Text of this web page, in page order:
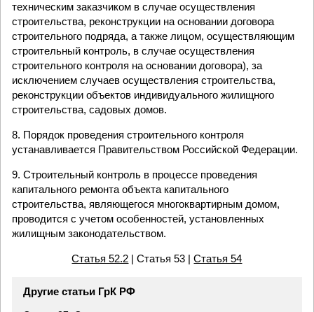
техническим заказчиком в случае осуществления
строительства, реконструкции на основании договора
строительного подряда, а также лицом, осуществляющим
строительный контроль, в случае осуществления
строительного контроля на основании договора), за
исключением случаев осуществления строительства,
реконструкции объектов индивидуального жилищного
строительства, садовых домов.
8. Порядок проведения строительного контроля
устанавливается Правительством Российской Федерации.
9. Строительный контроль в процессе проведения
капитального ремонта объекта капитального
строительства, являющегося многоквартирным домом,
проводится с учетом особенностей, установленных
жилищным законодательством.
Статья 52.2 | Статья 53 |Статья 54
Другие статьи ГрК РФ